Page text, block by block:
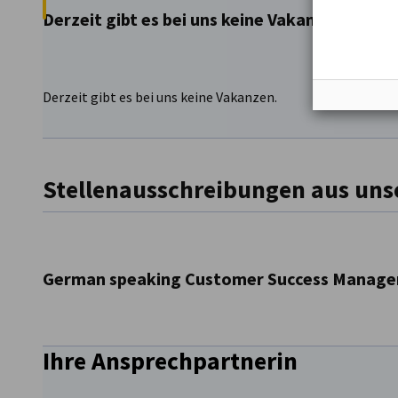
Derzeit gibt es bei uns keine Vakanzen.
Derzeit gibt es bei uns keine Vakanzen.
Stellenausschreibungen aus
German speaking Customer Success
Join us in helping customers get real value from the
Ihre Ansprechpartnerin